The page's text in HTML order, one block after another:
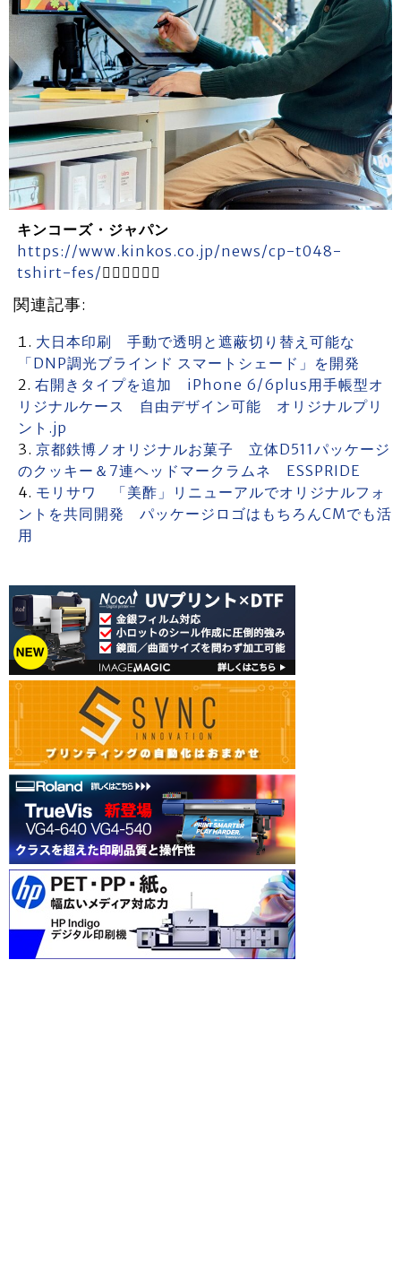
キンコーズ・ジャパン
https://www.kinkos.co.jp/news/cp-t048-
tshirt-fes/
関連記事:
大日本印刷 手動で透明と遮蔽切り替え可能な
「DNP調光ブラインド スマートシェード」を開発
右開きタイプを追加 iPhone 6/6plus用手帳型オ
リジナルケース 自由デザイン可能 オリジナルプリ
ント.jp
京都鉄博ノオリジナルお菓子 立体D511パッケージ
のクッキー＆7連ヘッドマークラムネ ESSPRIDE
モリサワ 「美酢」リニューアルでオリジナルフォ
ントを共同開発 パッケージロゴはもちろんCMでも活
用